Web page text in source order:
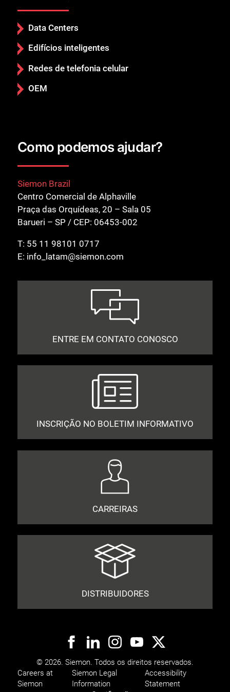
Data Centers
Edifícios inteligentes
Redes de telefonia celular
OEM
Como podemos ajudar?
Siemon Brazil
Centro Comercial de Alphaville
Praça das Orquídeas, 20 – Sala 05
Barueri – SP / CEP: 06453-002
T: 55 11 98101 0717
E: info_latam@siemon.com
ENTRE EM CONTATO CONOSCO
INSCRIÇÃO NO BOLETIM INFORMATIVO
CARREIRAS
DISTRIBUIDORES
© 2026. Siemon. Todos os direitos reservados.
Careers at
Siemon
Siemon Legal
Information
Accessibility
Statement